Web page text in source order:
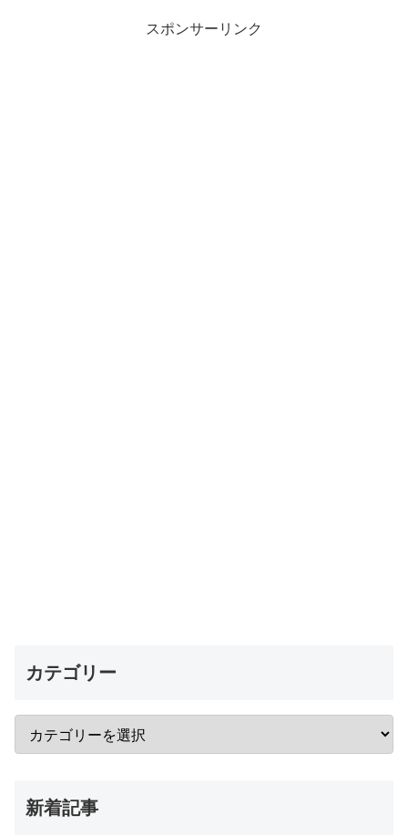
スポンサーリンク
カテゴリー
新着記事